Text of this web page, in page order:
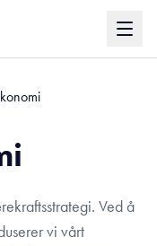
Ved å
vi vårt